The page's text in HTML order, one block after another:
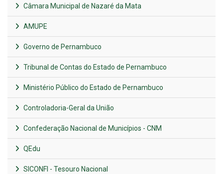
Câmara Municipal de Nazaré da Mata
AMUPE
Governo de Pernambuco
Tribunal de Contas do Estado de Pernambuco
Ministério Público do Estado de Pernambuco
Controladoria-Geral da União
Confederação Nacional de Municípios - CNM
QEdu
SICONFI - Tesouro Nacional